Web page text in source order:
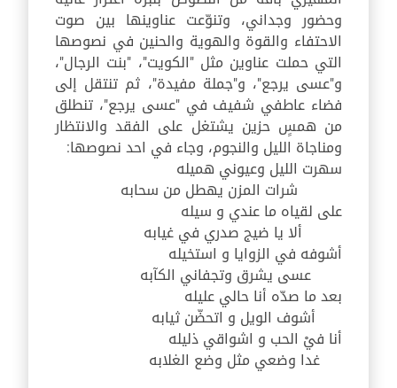
وحضور وجداني، وتنوّعت عناوينها بين صوت
الاحتفاء والقوة والهوية والحنين في نصوصها
التي حملت عناوين مثل"الكويت"، "بنت الرجال"،
و"عسى يرجع"، و"جملة مفيدة"، ثم تنتقل إلى
فضاء عاطفي شفيف في"عسى يرجع"، تنطلق
من همسٍ حزين يشتغل على الفقد والانتظار
ومناجاة الليل والنجوم، وجاء في احد نصوصها:
سهرت الليل وعيوني هميله
شرات المزن يهطل من سحابه
على لقياه ما عندي و سيله
ألا يا ضيج صدري في غيابه
أشوفه في الزوايا و استخيله
عسى يشرق وتجفاني الكآبه
بعد ما صدّه أنا حالي عليله
أشوف الويل و اتحضّن ثيابه
أنا فيْ الحب و اشواقي ذليله
غدا وضعي مثل وضع الغلابه